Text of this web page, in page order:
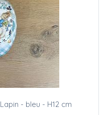
- bleu - H12 cm